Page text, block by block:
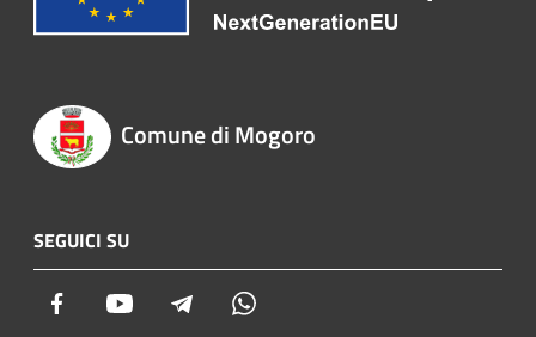
Comune di Mogoro
SEGUICI SU
Facebook Youtube Telegram